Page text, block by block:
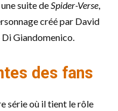
suite deSpider-Verse,
créé par David
Giandomenico.
des fans
série où il tient le rôle